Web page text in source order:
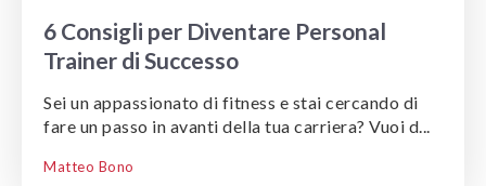
6 Consigli per Diventare Personal
Trainer di Successo
Sei un appassionato di fitness e stai cercando di
fare un passo in avanti della tua carriera? Vuoi d...
Matteo Bono